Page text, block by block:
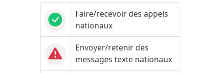
Faire/recevoir des appels
nationaux
Envoyer/retenir des
messages texte nationaux